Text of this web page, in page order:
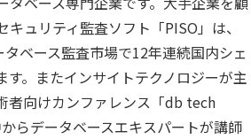
ュリティ監査ソフト「PISO」は、
ベース監査市場で12年連続国内シェ
。またインサイトテクノロジーが主
者向けカンファレンス「db tech
らデータベースエキスパートが講師